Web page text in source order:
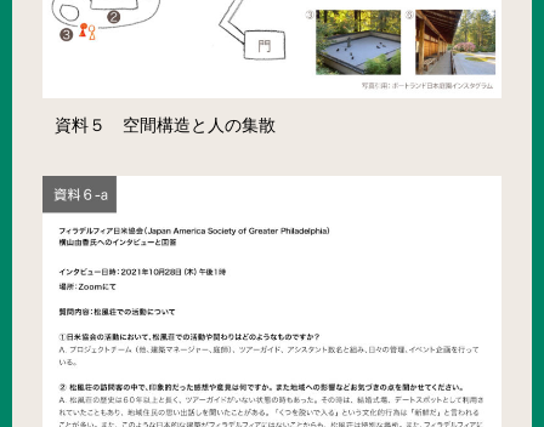
資料５ 空間構造と人の集散